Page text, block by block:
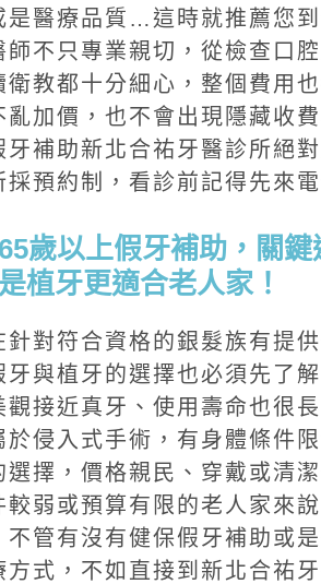
是醫療品質…這時就推薦您
師不只專業親切，從檢查口
衛教都十分細心，整個費用
亂加價，也不會出現隱藏收
牙補助新北合祐牙醫診所絕
採預約制，看診前記得先來電
歲以上假牙補助，關
植牙更適合老人家！
針對符合資格的銀髮族有提
牙與植牙的選擇也必須先了
觀接近真牙、使用壽命也很
於侵入式手術，有身體條件
選擇，價格親民、穿戴或清
較弱或預算有限的老人家來
不管有沒有健保假牙補助或
方式，不如直接到新北合祐